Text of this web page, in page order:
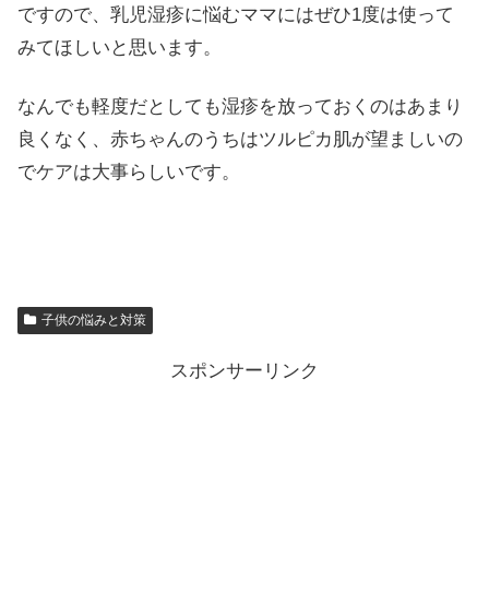
ですので、乳児湿疹に悩むママにはぜひ1度は使って
みてほしいと思います。
なんでも軽度だとしても湿疹を放っておくのはあまり
良くなく、赤ちゃんのうちはツルピカ肌が望ましいの
でケアは大事らしいです。
子供の悩みと対策
スポンサーリンク